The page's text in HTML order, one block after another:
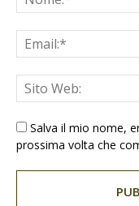
Salva il mio nome,
prossima volta che